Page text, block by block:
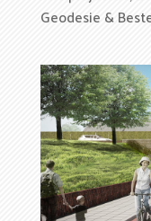
Geodesie &